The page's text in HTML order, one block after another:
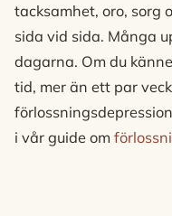
tacksamhet, oro, sorg
sida vid sida. Många
dagarna. Om du
tid, mer än ett par
i vår guide om